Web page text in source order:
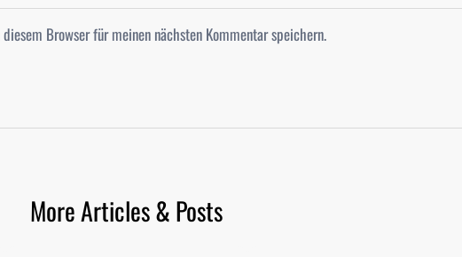
Browser für meinen nächsten Kommentar speichern.
More Articles & Posts